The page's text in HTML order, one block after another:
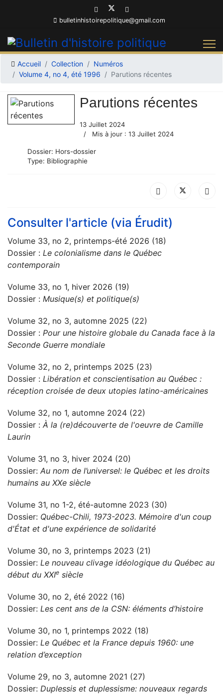
bulletinhistoirepolitique@gmail.com
Accueil Collection
Numéros
Volume 4, no 4, été 1996
Parutions récentes
Parutions récentes
13 Juillet 2024
Mis à jour : 13 Juillet 2024
Dossier: Hors-dossier
Type: Bibliographie
Consulter l'article (via Érudit)
Volume 33, no 2, printemps-été 2026 (18)
Dossier : Le colonialisme dans le Québec
contemporain
Volume 33, no 1, hiver 2026 (19)
Dossier : Musique(s) et politique(s)
Volume 32, no 3, automne 2025 (22)
Dossier : Pour une histoire globale du Canada face à la
Seconde Guerre mondiale
Volume 32, no 2, printemps 2025 (23)
Dossier : Libération et conscientisation au Québec :
réception croisée de deux utopies latino-américaines
Volume 32, no 1, automne 2024 (22)
Dossier : À la (re)découverte de l'oeuvre de Camille
Laurin
Volume 31, no 3, hiver 2024 (20)
Dossier: Au nom de l’universel: le Québec et les droits
humains au XXe siècle
Volume 31, no 1-2, été-automne 2023 (30)
Dossier: Québec-Chili, 1973-2023. Mémoire d'un coup
d'État et d'une expérience de solidarité
Volume 30, no 3, printemps 2023 (21)
Dossier: Le nouveau clivage idéologique du Québec au
début du XXIe siècle
Volume 30, no 2, été 2022 (16)
Dossier: Les cent ans de la CSN: éléments d’histoire
Volume 30, no 1, printemps 2022 (18)
Dossier: Le Québec et la France depuis 1960: une
relation d’exception
Volume 29, no 3, automne 2021 (27)
Dossier: Duplessis et duplessisme: nouveaux regards